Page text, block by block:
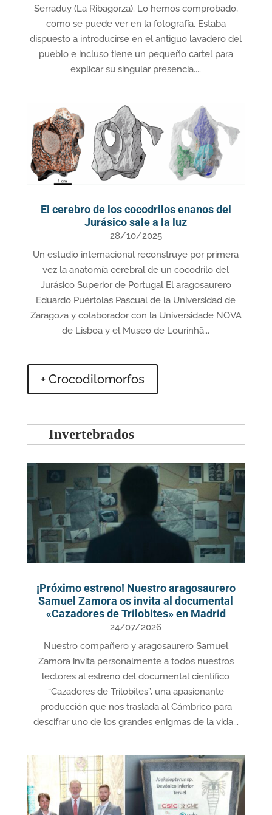
Serraduy (La Ribagorza). Lo hemos comprobado,
como se puede ver en la fotografía. Estaba
dispuesto a introducirse en el antiguo lavadero del
pueblo e incluso tiene un pequeño cartel para
explicar su singular presencia....
El cerebro de los cocodrilos enanos del
Jurásico sale a la luz
28/10/2025
Un estudio internacional reconstruye por primera
vez la anatomía cerebral de un cocodrilo del
Jurásico Superior de Portugal El aragosaurero
Eduardo Puértolas Pascual de la Universidad de
Zaragoza y colaborador con la Universidade NOVA
de Lisboa y el Museo de Lourinhã...
+ Crocodilomorfos
Invertebrados
¡Próximo estreno! Nuestro aragosaurero
Samuel Zamora os invita al documental
«Cazadores de Trilobites» en Madrid
24/07/2026
Nuestro compañero y aragosaurero Samuel
Zamora invita personalmente a todos nuestros
lectores al estreno del documental científico
“Cazadores de Trilobites”, una apasionante
producción que nos traslada al Cámbrico para
descifrar uno de los grandes enigmas de la vida...